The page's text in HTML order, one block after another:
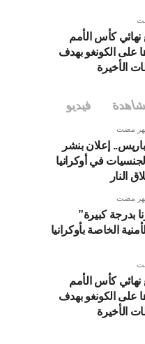
نهائي كأس الأمم
على الكونغو بهدف
الأخيرة
فيديو
إعلان بنشر
في أوكرانيا
النار
بدرجة كبيرة”
الخاصة بأوكرانيا
نهائي كأس الأمم
على الكونغو بهدف
الأخيرة